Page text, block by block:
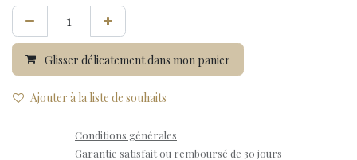
Glisser délicatement dans mon panier
Ajouter à la liste de souhaits
Conditions générales
Garantie satisfait ou remboursé de 30 jours